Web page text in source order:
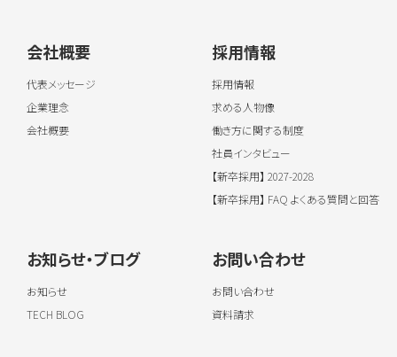
会社概要
代表メッセージ
企業理念
会社概要
採用情報
採用情報
求める人物像
働き方に関する制度
社員インタビュー
【新卒採用】 2027-2028
【新卒採用】 FAQ よくある質問と回答
お知らせ・ブログ
お知らせ
TECH BLOG
お問い合わせ
お問い合わせ
資料請求